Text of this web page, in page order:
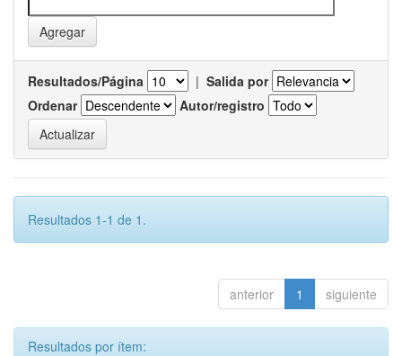
Resultados/Página | Salida por
Ordenar
Autor/registro
Resultados 1-1 de 1.
anterior 1 siguiente
Resultados por ítem: